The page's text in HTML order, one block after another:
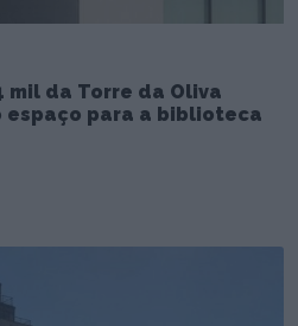
mil da Torre da Oliva
espaço para a biblioteca